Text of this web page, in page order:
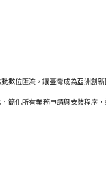
位匯流，讓臺灣成為亞洲創
化所有業務申請與安裝程序